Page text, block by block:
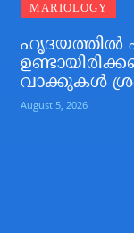
MARIOLOGY
ഹൃദയത്തില്‍
വാക്കുകള്‍
August 5, 2026